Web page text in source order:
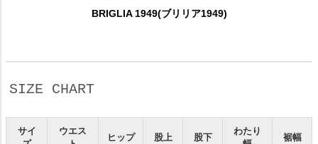
BRIGLIA 1949(ブリリア1949)
SIZE CHART
サイ
ウエス
ヒップ 股上 股下
わたり
裾幅